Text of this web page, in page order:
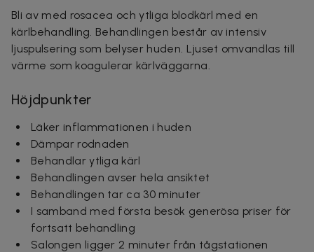
Bli av med rosacea och ytliga blodkärl med en
kärlbehandling. Behandlingen består av intensiv
ljuspulsering som belyser huden. Ljuset omvandlas till
värme som koagulerar kärlväggarna.
Höjdpunkter
Läker inflammationen i huden
Dämpar rodnaden
Behandlar ytliga kärl
Behandlingen avser hela ansiktet
Behandlingen tar ca 30 minuter
I samband med första besök generösa priser för
fortsatt behandling
Salongen ligger 2 minuter från tågstationen